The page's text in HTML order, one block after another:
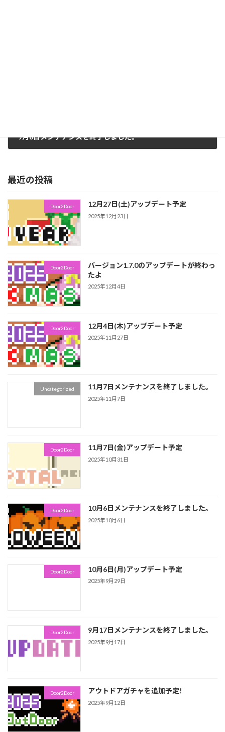
9月8日メンテナンスを終了しました。
最近の投稿
Door2Door 12月27日(土)アップデート予定
2025年12月23日
Door2Door
バージョン1.7.0のアップデートが終わっ
たよ
2025年12月4日
Door2Door 12月4日(木)アップデート予定
2025年11月27日
Uncategorized 11月7日メンテナンスを終了しました。
2025年11月7日
Door2Door 11月7日(金)アップデート予定
2025年10月31日
Door2Door 10月6日メンテナンスを終了しました。
2025年10月6日
Door2Door 10月6日(月)アップデート予定
2025年9月29日
Door2Door 9月17日メンテナンスを終了しました。
2025年9月17日
Door2Door アウトドアガチャを追加予定!
2025年9月12日